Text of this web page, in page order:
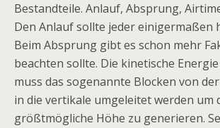
Bestandteile. Anlauf, Absprung,
Den Anlauf sollte jeder einigermaßen
Beim Absprung gibt es schon mehr
beachten sollte. Die kinetische
muss das sogenannte Blocken von
in die vertikale umgeleitet werden um
größtmögliche Höhe zu generieren.